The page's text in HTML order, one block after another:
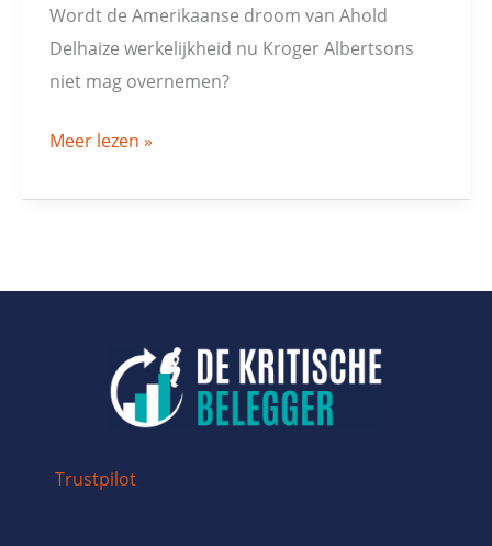
Wordt de Amerikaanse droom van Ahold
Delhaize werkelijkheid nu Kroger Albertsons
niet mag overnemen?
Meer lezen »
Trustpilot